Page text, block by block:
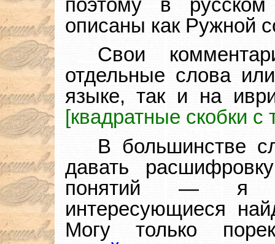
описаны как Ружной
Свои
отдельные слова
языке, так и на
[квадратные скобки с
В большинстве
давать
понятий — я
интересующиеся
Могу только